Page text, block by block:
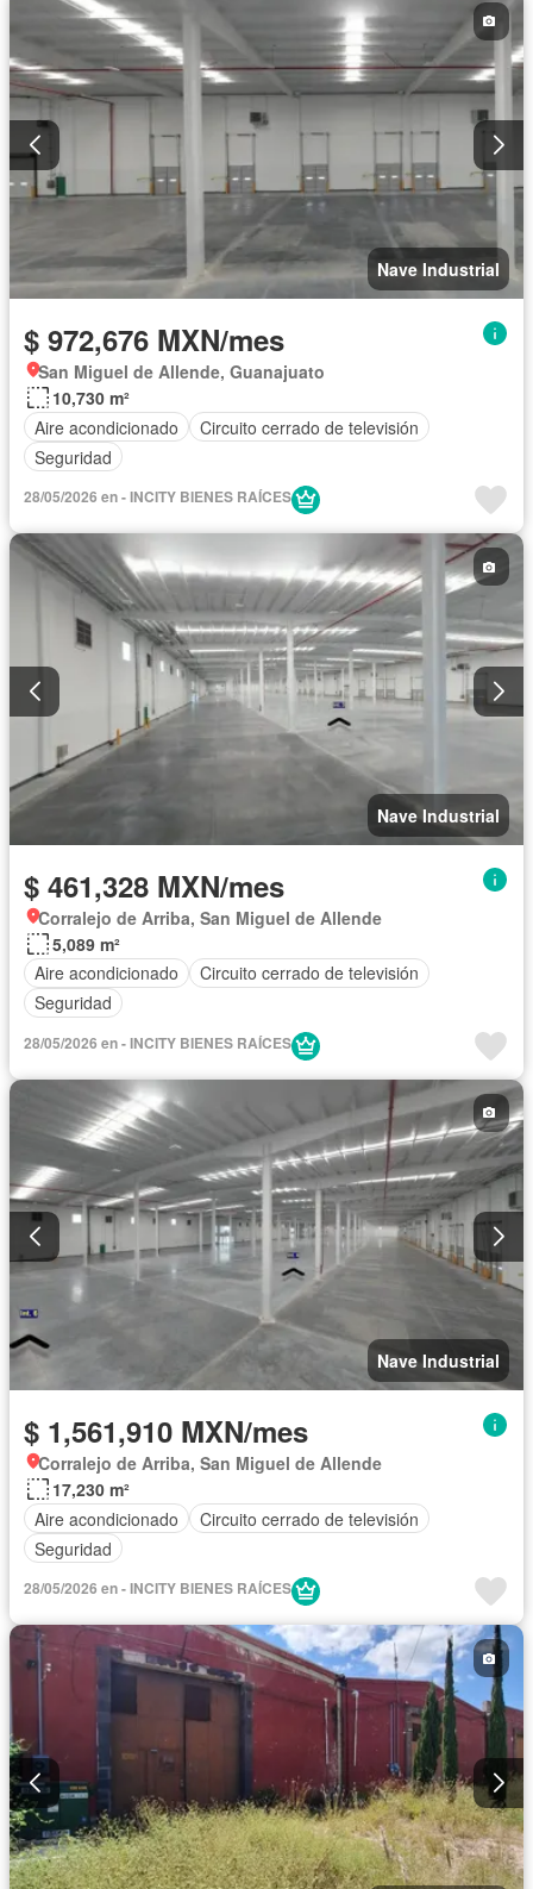
Nave Industrial
$ 972,676 MXN/mes
San Miguel de Allende, Guanajuato
10,730 m²
Aire acondicionado
Circuito cerrado de televisión
Seguridad
28/05/2026 en - INCITY BIENES RAÍCES
Nave Industrial
$ 461,328 MXN/mes
Corralejo de Arriba, San Miguel de Allende
5,089 m²
Aire acondicionado
Circuito cerrado de televisión
Seguridad
28/05/2026 en - INCITY BIENES RAÍCES
Nave Industrial
$ 1,561,910 MXN/mes
Corralejo de Arriba, San Miguel de Allende
17,230 m²
Aire acondicionado
Circuito cerrado de televisión
Seguridad
28/05/2026 en - INCITY BIENES RAÍCES